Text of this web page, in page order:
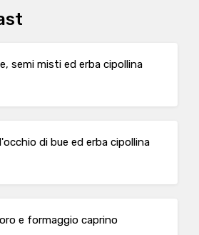
semi misti ed erba cipollina
di bue ed erba cipollina
e formaggio caprino